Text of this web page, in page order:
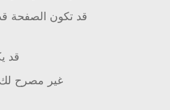
قد تكون الصفحة
قد
غير مصرح لك